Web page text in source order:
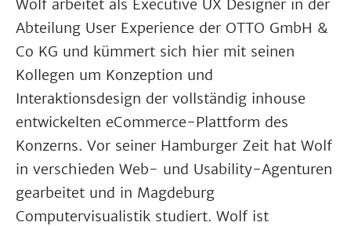
Wolf arbeitet als Executive UX Designer in der
Abteilung User Experience der OTTO GmbH &
Co KG und kümmert sich hier mit seinen
Kollegen um Konzeption und
Interaktionsdesign der vollständig inhouse
entwickelten eCommerce-Plattform des
Konzerns. Vor seiner Hamburger Zeit hat Wolf
in verschieden Web- und Usability-Agenturen
gearbeitet und in Magdeburg
Computervisualistik studiert. Wolf ist